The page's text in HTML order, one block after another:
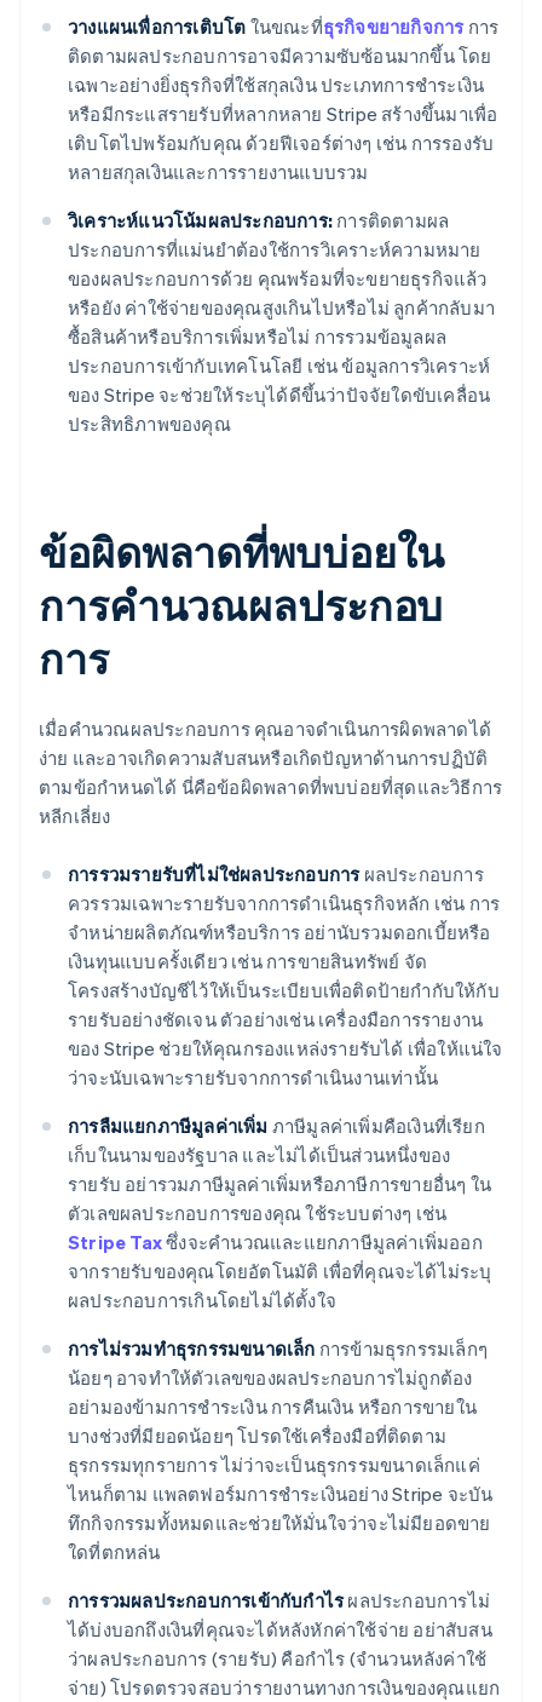
วางแผนเพื่อการเติบโต ในขณะที่ธุรกิจขยายกิจการการ
ติดตามผลประกอบการอาจมีความซับซ้อนมากขึ้น โดย
เฉพาะอย่างยิ่งธุรกิจที่ใช้สกุลเงิน ประเภทการชําระเงิน
หรือมีกระแสรายรับที่หลากหลาย Stripe สร้างขึ้นมาเพื่อ
เติบโตไปพร้อมกับคุณ ด้วยฟีเจอร์ต่างๆ เช่น การรองรับ
หลายสกุลเงินและการรายงานแบบรวม
วิเคราะห์แนวโน้มผลประกอบการ: การติดตามผล
ประกอบการที่แม่นยําต้องใช้การวิเคราะห์ความหมาย
ของผลประกอบการด้วย คุณพร้อมที่จะขยายธุรกิจแล้ว
หรือยัง ค่าใช้จ่ายของคุณสูงเกินไปหรือไม่ ลูกค้ากลับมา
ซื้อสินค้าหรือบริการเพิ่มหรือไม่ การรวมข้อมูลผล
ประกอบการเข้ากับเทคโนโลยี เช่น ข้อมูลการวิเคราะห์
ของ Stripe จะช่วยให้ระบุได้ดีขึ้นว่าปัจจัยใดขับเคลื่อน
ประสิทธิภาพของคุณ
ข้อผิดพลาดที่พบบ่อยใน
การคํานวณผลประกอบ
การ
เมื่อคํานวณผลประกอบการ คุณอาจดำเนินการผิดพลาดได้
ง่าย และอาจเกิดความสับสนหรือเกิดปัญหาด้านการปฏิบัติ
ตามข้อกําหนดได้ นี่คือข้อผิดพลาดที่พบบ่อยที่สุดและวิธีการ
หลีกเลี่ยง
การรวมรายรับที่ไม่ใช่ผลประกอบการผลประกอบการ
ควรรวมเฉพาะรายรับจากการดำเนินธุรกิจหลัก เช่น การ
จําหน่ายผลิตภัณฑ์หรือบริการ อย่านับรวมดอกเบี้ยหรือ
เงินทุนแบบครั้งเดียว เช่น การขายสินทรัพย์ จัด
โครงสร้างบัญชีไว้ให้เป็นระเบียบเพื่อติดป้ายกำกับให้กับ
รายรับอย่างชัดเจน ตัวอย่างเช่น เครื่องมือการรายงาน
ของ Stripe ช่วยให้คุณกรองแหล่งรายรับได้ เพื่อให้แน่ใจ
ว่าจะนับเฉพาะรายรับจากการดําเนินงานเท่านั้น
การลืมแยกภาษีมูลค่าเพิ่ม ภาษีมูลค่าเพิ่มคือเงินที่เรียก
เก็บในนามของรัฐบาล และไม่ได้เป็นส่วนหนึ่งของ
รายรับ อย่ารวมภาษีมูลค่าเพิ่มหรือภาษีการขายอื่นๆ ใน
ตัวเลขผลประกอบการของคุณ ใช้ระบบต่างๆ เช่น
Stripe Taxซึ่งจะคํานวณและแยกภาษีมูลค่าเพิ่มออก
จากรายรับของคุณโดยอัตโนมัติ เพื่อที่คุณจะได้ไม่ระบุ
ผลประกอบการเกินโดยไม่ได้ตั้งใจ
การไม่รวมทําธุรกรรมขนาดเล็ก การข้ามธุรกรรมเล็กๆ
น้อยๆ อาจทำให้ตัวเลขของผลประกอบการไม่ถูกต้อง
อย่ามองข้ามการชําระเงิน การคืนเงิน หรือการขายใน
บางช่วงที่มียอดน้อยๆ โปรดใช้เครื่องมือที่ติดตาม
ธุรกรรมทุกรายการ ไม่ว่าจะเป็นธุรกรรมขนาดเล็กแค่
ไหนก็ตาม แพลตฟอร์มการชําระเงินอย่าง Stripe จะบัน
ทึกกิจกรรมทั้งหมดและช่วยให้มั่นใจว่าจะไม่มียอดขาย
ใดที่ตกหล่น
การรวมผลประกอบการเข้ากับกําไรผลประกอบการไม่
ได้บ่งบอกถึงเงินที่คุณจะได้หลังหักค่าใช้จ่าย อย่าสับสน
ว่าผลประกอบการ (รายรับ) คือกําไร (จำนวนหลังค่าใช้
จ่าย) โปรดตรวจสอบว่ารายงานทางการเงินของคุณแยก